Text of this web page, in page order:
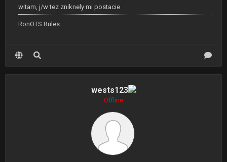
witam, j/w tez zniknely mi postacie
RonOTS Rules
wests123
Offline